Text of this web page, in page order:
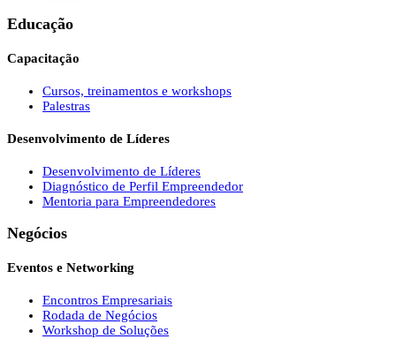
Educação
Capacitação
Cursos, treinamentos e workshops
Palestras
Desenvolvimento de Líderes
Desenvolvimento de Líderes
Diagnóstico de Perfil Empreendedor
Mentoria para Empreendedores
Negócios
Eventos e Networking
Encontros Empresariais
Rodada de Negócios
Workshop de Soluções